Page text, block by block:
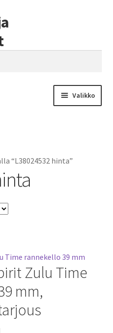
Valikko
“L38024532 hinta”
Zulu Time
mm,